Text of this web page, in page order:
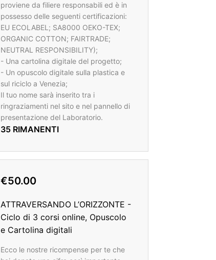
proviene da filiere responsabili ed è in
possesso delle seguenti certificazioni:
EU ECOLABEL; SA8000 OEKO-TEX;
ORGANIC COTTON; FAIRTRADE;
NEUTRAL RESPONSIBILITY);
- Una cartolina digitale del progetto;
- Un opuscolo digitale sulla plastica e
sul riciclo a Venezia;
Il tuo nome sarà inserito tra i
ringraziamenti nel sito e nel pannello di
presentazione del Laboratorio.
35 RIMANENTI
€50.00
ATTRAVERSANDO L’ORIZZONTE -
Ciclo di 3 corsi online, Opuscolo
e Cartolina digitali
Ecco le nostre ricompense per te che